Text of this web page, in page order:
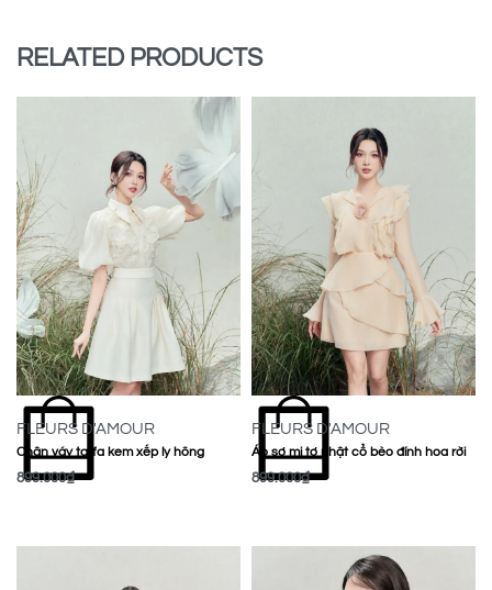
RELATED PRODUCTS
FLEURS D'AMOUR
Chân váy taffa kem xếp ly hông
899.000₫
FLEURS D'AMOUR
Áo sơ mi tơ nhật cổ bèo đính hoa rời
899.000₫